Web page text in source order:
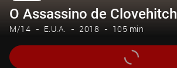
O Assassino de Clovehitch
M/14 E.U.A. 2018 105 min